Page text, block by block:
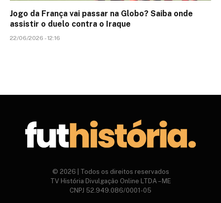
Jogo da França vai passar na Globo? Saiba onde
assistir o duelo contra o Iraque
22/06/2026 - 12:16
© 2026 | Todos os direitos reservados
TV História Divulgação Online LTDA – ME
CNPJ 52.949.086/0001-05